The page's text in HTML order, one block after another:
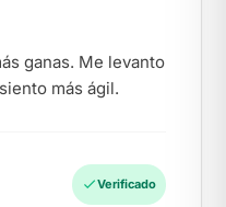
ganas. Me levanto
más ágil.
Verificado